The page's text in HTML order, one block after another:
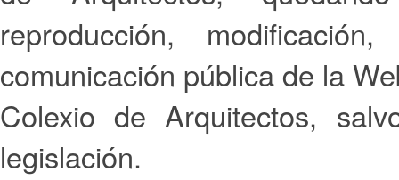
reproducción,
comunicación pública de la
Colexio de Arquitectos,
legislación.